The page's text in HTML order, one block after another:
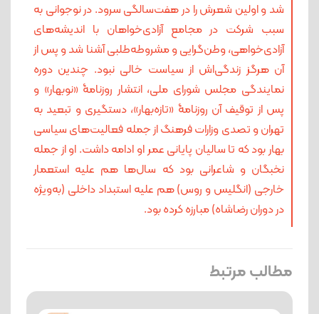
شد و اولین شعرش را در هفت‌سالگی سرود. در نوجوانی به
سبب شرکت در مجامع آزادی‌خواهان با اندیشه‌های
آزادی‌خواهی، وطن‌گرایی و مشروطه‌طلبی آشنا شد و پس از
آن هرگز زندگی‌اش از سیاست خالی نبود. چندین دوره
نمایندگی مجلس شورای ملی، انتشار روزنامۀ «نوبهار» و
پس از توقیف آن روزنامۀ «تازه‌بهار»، دستگیری و تبعید به
تهران و تصدی وزارات فرهنگ از جمله فعالیت‌های سیاسی
بهار بود که تا سالیان پایانی عمر او ادامه داشت. او از جمله
نخبگان و شاعرانی بود که سال‌ها هم علیه استعمار
خارجی (انگلیس و روس) هم علیه استبداد داخلی (به‌ویژه
در دوران رضاشاه) مبارزه کرده بود.
مطالب مرتبط